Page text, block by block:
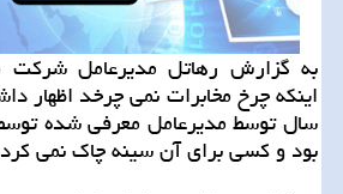
به گزارش رهاتل مدیرعامل شرکت
اینکه چرخ مخابرات نمی چرخد اظهار
سال توسط مدیرعامل معرفی شده
بود و کسی برای آن سینه چاک نمی